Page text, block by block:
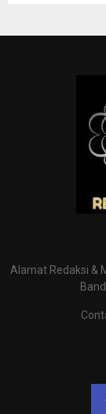
Alamat Redaksi &